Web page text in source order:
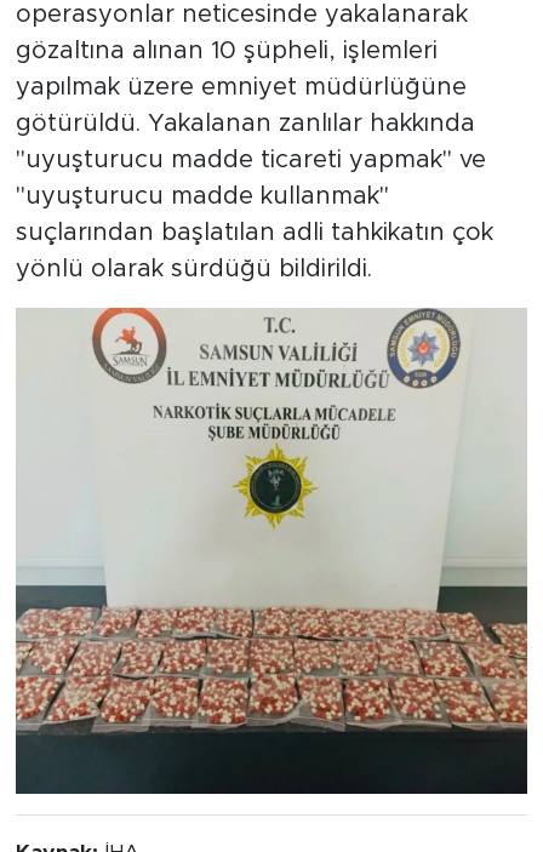
operasyonlar neticesinde yakalanarak
gözaltına alınan 10 şüpheli, işlemleri
yapılmak üzere emniyet müdürlüğüne
götürüldü. Yakalanan zanlılar hakkında
"uyuşturucu madde ticareti yapmak" ve
"uyuşturucu madde kullanmak"
suçlarından başlatılan adli tahkikatın çok
yönlü olarak sürdüğü bildirildi.